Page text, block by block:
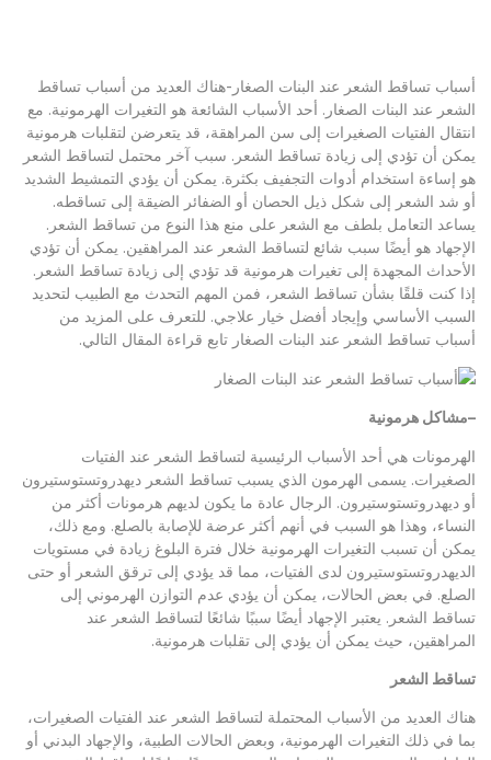
أسباب تساقط الشعر عند البنات الصغار-هناك العديد من أسباب تساقط
الشعر عند البنات الصغار. أحد الأسباب الشائعة هو التغيرات الهرمونية. مع
انتقال الفتيات الصغيرات إلى سن المراهقة، قد يتعرضن لتقلبات هرمونية
يمكن أن تؤدي إلى زيادة تساقط الشعر. سبب آخر محتمل لتساقط الشعر
هو إساءة استخدام أدوات التجفيف بكثرة. يمكن أن يؤدي التمشيط الشديد
أو شد الشعر إلى شكل ذيل الحصان أو الضفائر الضيقة إلى تساقطه.
يساعد التعامل بلطف مع الشعر على منع هذا النوع من تساقط الشعر.
الإجهاد هو أيضًا سبب شائع لتساقط الشعر عند المراهقين. يمكن أن تؤدي
الأحداث المجهدة إلى تغيرات هرمونية قد تؤدي إلى زيادة تساقط الشعر.
إذا كنت قلقًا بشأن تساقط الشعر، فمن المهم التحدث مع الطبيب لتحديد
السبب الأساسي وإيجاد أفضل خيار علاجي. للتعرف على المزيد من
أسباب تساقط الشعر عند البنات الصغار تابع قراءة المقال التالي.
–مشاكل هرمونية
الهرمونات هي أحد الأسباب الرئيسية لتساقط الشعر عند الفتيات
الصغيرات. يسمى الهرمون الذي يسبب تساقط الشعر ديهدروتستوستيرون
أو ديهدروتستوستيرون. الرجال عادة ما يكون لديهم هرمونات أكثر من
النساء، وهذا هو السبب في أنهم أكثر عرضة للإصابة بالصلع. ومع ذلك،
يمكن أن تسبب التغيرات الهرمونية خلال فترة البلوغ زيادة في مستويات
الديهدروتستوستيرون لدى الفتيات، مما قد يؤدي إلى ترقق الشعر أو حتى
الصلع. في بعض الحالات، يمكن أن يؤدي عدم التوازن الهرموني إلى
تساقط الشعر. يعتبر الإجهاد أيضًا سببًا شائعًا لتساقط الشعر عند
المراهقين، حيث يمكن أن يؤدي إلى تقلبات هرمونية.
تساقط الشعر
هناك العديد من الأسباب المحتملة لتساقط الشعر عند الفتيات الصغيرات،
بما في ذلك التغيرات الهرمونية، وبعض الحالات الطبية، والإجهاد البدني أو